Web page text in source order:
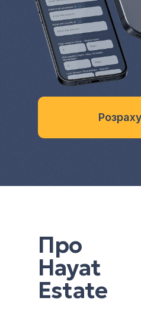
Про
Hayat
Estate